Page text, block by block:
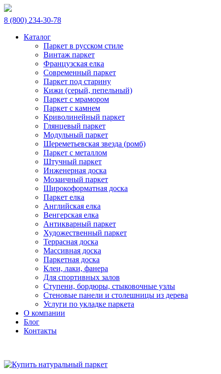
8 (800) 234-30-78
Каталог
Паркет в русском стиле
Винтаж паркет
Французская елка
Современный паркет
Паркет под старину
Кижи (серый, пепельный)
Паркет с мрамором
Паркет с камнем
Криволинейный паркет
Глянцевый паркет
Модульный паркет
Шереметьевская звезда (ромб)
Паркет с металлом
Штучный паркет
Инженерная доска
Мозаичный паркет
Широкоформатная доска
Паркет елка
Английская елка
Венгерская елка
Антикварный паркет
Художественный паркет
Террасная доска
Массивная доска
Паркетная доска
Клеи, лаки, фанера
Для спортивных залов
Ступени, бордюры, стыковочные узлы
Стеновые панели и столешницы из дерева
Услуги по укладке паркета
О компании
Блог
Контакты